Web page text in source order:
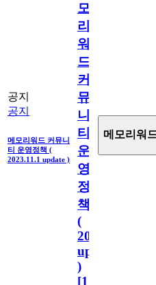
공지
공지
메모리워드 커뮤니
티 운영정책 (
2023.11.1 update )
모
리
워
드
커
뮤
니
티
운
영
정
책
(
2023.11.1
update
)
[110
메모리워